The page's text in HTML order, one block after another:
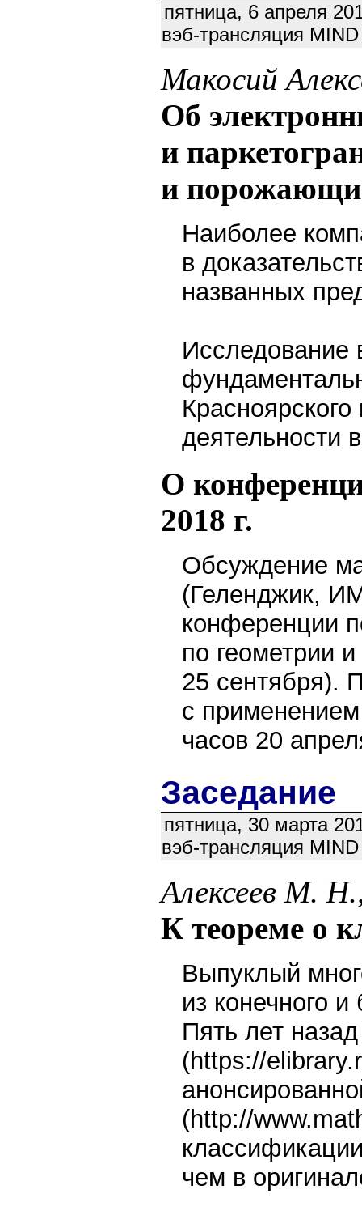
пятница, 6 апреля
вэб-трансляция
Макосий
Об
и
и
Наиболее
в
названных
Исследование
деятельности
О
2018 г.
Обсуждение
(Геленджик,
конференции
по геометрии
25 сентября).
с
часов 20
Заседание
пятница, 30 марта
вэб-трансляция
Алексеев М.
К теореме о
Выпуклый
из конечного
Пять лет
(https://
(http://
чем в